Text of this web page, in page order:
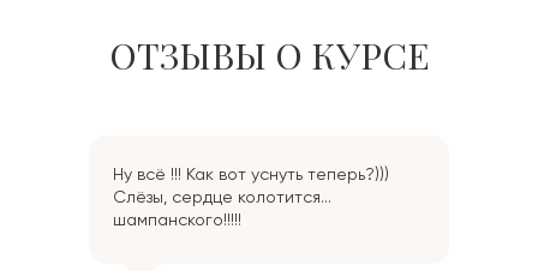
ОТЗЫВЫ О КУРСЕ
Ну всё !!! Как вот уснуть теперь?)))
Слёзы, сердце колотится...
шампанского!!!!!